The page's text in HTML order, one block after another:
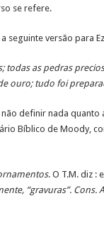
se refere.
seguinte versão para
todas as pedras
ouro; tudo foi
definir nada
Bíblico de Moody,
. O T.M. diz :
“gravuras”. Cons.